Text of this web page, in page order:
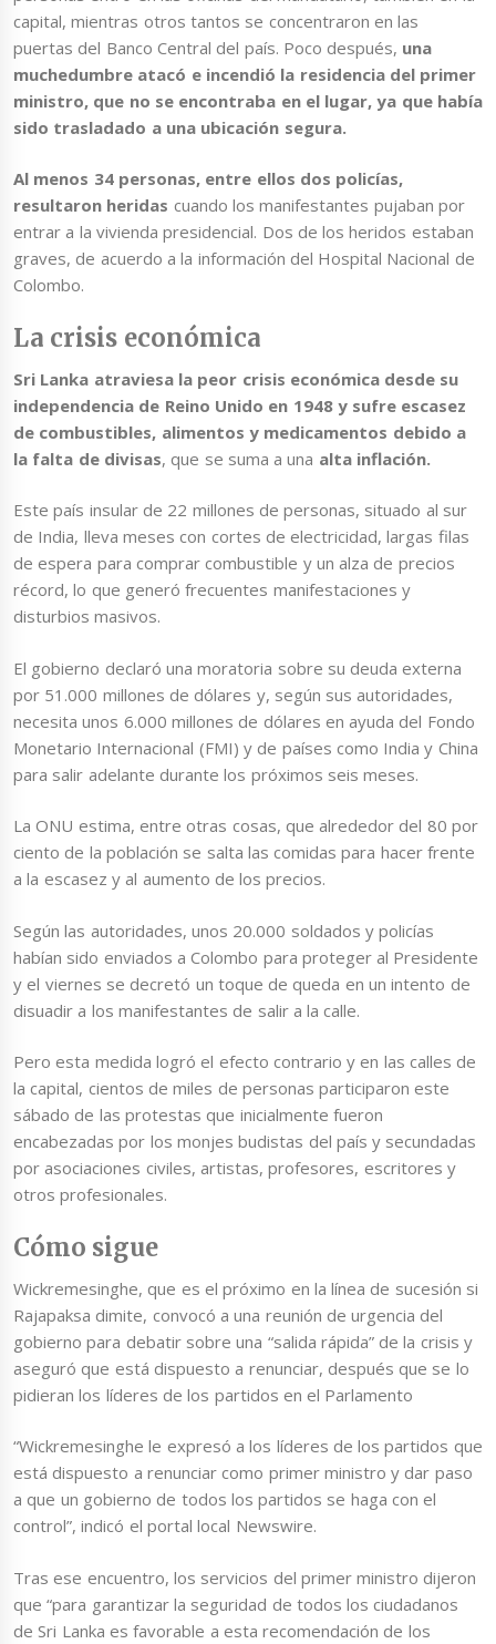
capital, mientras otros tantos se concentraron en las
puertas del Banco Central del país. Poco después, una
muchedumbre atacó e incendió la residencia del primer
ministro, que no se encontraba en el lugar, ya que había
sido trasladado a una ubicación segura.
Al menos 34 personas, entre ellos dos policías,
resultaron heridas cuando los manifestantes pujaban por
entrar a la vivienda presidencial. Dos de los heridos estaban
graves, de acuerdo a la información del Hospital Nacional de
Colombo.
La crisis económica
Sri Lanka atraviesa la peor crisis económica desde su
independencia de Reino Unido en 1948 y sufre escasez
de combustibles, alimentos y medicamentos debido a
la falta de divisas, que se suma a una alta inflación.
Este país insular de 22 millones de personas, situado al sur
de India, lleva meses con cortes de electricidad, largas filas
de espera para comprar combustible y un alza de precios
récord, lo que generó frecuentes manifestaciones y
disturbios masivos.
El gobierno declaró una moratoria sobre su deuda externa
por 51.000 millones de dólares y, según sus autoridades,
necesita unos 6.000 millones de dólares en ayuda del Fondo
Monetario Internacional (FMI) y de países como India y China
para salir adelante durante los próximos seis meses.
La ONU estima, entre otras cosas, que alrededor del 80 por
ciento de la población se salta las comidas para hacer frente
a la escasez y al aumento de los precios.
Según las autoridades, unos 20.000 soldados y policías
habían sido enviados a Colombo para proteger al Presidente
y el viernes se decretó un toque de queda en un intento de
disuadir a los manifestantes de salir a la calle.
Pero esta medida logró el efecto contrario y en las calles de
la capital, cientos de miles de personas participaron este
sábado de las protestas que inicialmente fueron
encabezadas por los monjes budistas del país y secundadas
por asociaciones civiles, artistas, profesores, escritores y
otros profesionales.
Cómo sigue
Wickremesinghe, que es el próximo en la línea de sucesión si
Rajapaksa dimite, convocó a una reunión de urgencia del
gobierno para debatir sobre una “salida rápida” de la crisis y
aseguró que está dispuesto a renunciar, después que se lo
pidieran los líderes de los partidos en el Parlamento
“Wickremesinghe le expresó a los líderes de los partidos que
está dispuesto a renunciar como primer ministro y dar paso
a que un gobierno de todos los partidos se haga con el
control”, indicó el portal local Newswire.
Tras ese encuentro, los servicios del primer ministro dijeron
que “para garantizar la seguridad de todos los ciudadanos
de Sri Lanka es favorable a esta recomendación de los